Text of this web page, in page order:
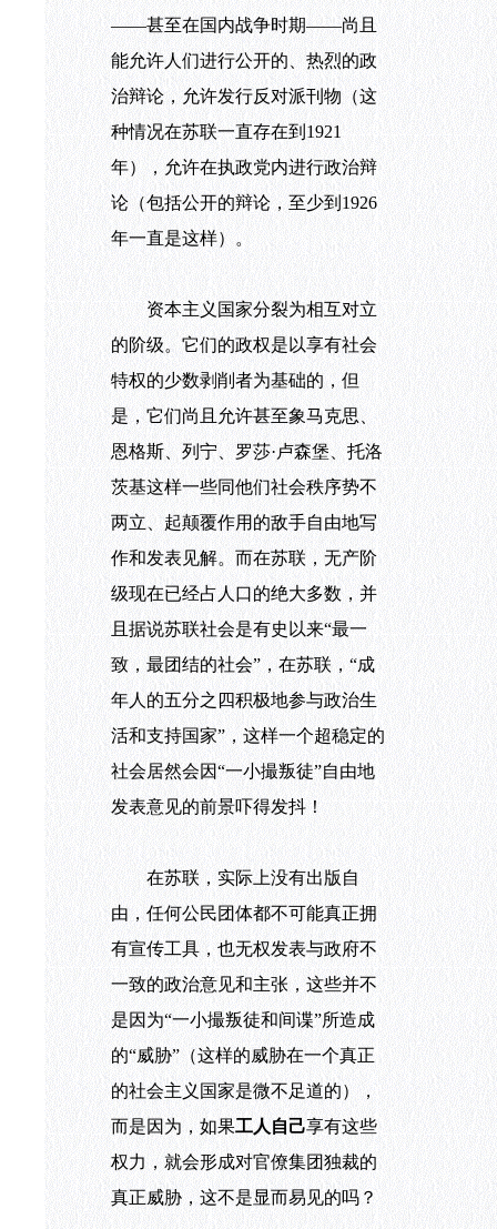
——甚至在国内战争时期——尚且
能允许人们进行公开的、热烈的政
治辩论，允许发行反对派刊物（这
种情况在苏联一直存在到 1921
年），允许在执政党内进行政治辩
论（包括公开的辩论，至少到 1926
年一直是这样）。
资本主义国家分裂为相互对立
的阶级。它们的政权是以享有社会
特权的少数剥削者为基础的，但
是，它们尚且允许甚至象马克思、
恩格斯、列宁、罗莎·卢森堡、托洛
茨基这样一些同他们社会秩序势不
两立、起颠覆作用的敌手自由地写
作和发表见解。而在苏联，无产阶
级现在已经占人口的绝大多数，并
且据说苏联社会是有史以来“最一
致，最团结的社会”，在苏联，“成
年人的五分之四积极地参与政治生
活和支持国家”，这样一个超稳定的
社会居然会因“一小撮叛徒”自由地
发表意见的前景吓得发抖！
在苏联，实际上没有出版自
由，任何公民团体都不可能真正拥
有宣传工具，也无权发表与政府不
一致的政治意见和主张，这些并不
是因为“一小撮叛徒和间谍”所造成
的“威胁”（这样的威胁在一个真正
的社会主义国家是微不足道的），
而是因为，如果工人自己享有这些
权力，就会形成对官僚集团独裁的
真正威胁，这不是显而易见的吗？